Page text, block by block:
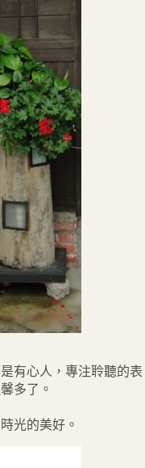
有心人，專注聆聽的表
多了。
光的美好。